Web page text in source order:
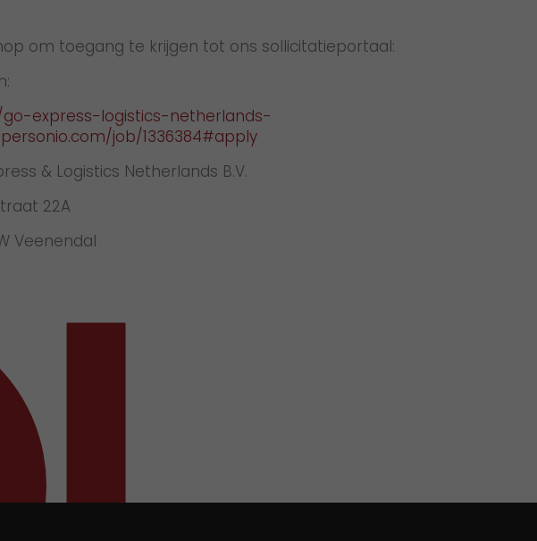
om toegang te krijgen tot ons sollicitatieportaal:
express-logistics-netherlands-
job/1336384#apply
& Logistics Netherlands B.V.
22A
Veenendal